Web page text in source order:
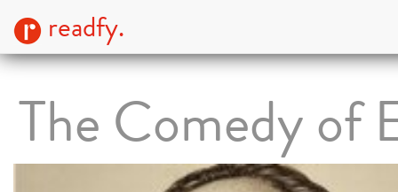
readfy.
The Comedy of